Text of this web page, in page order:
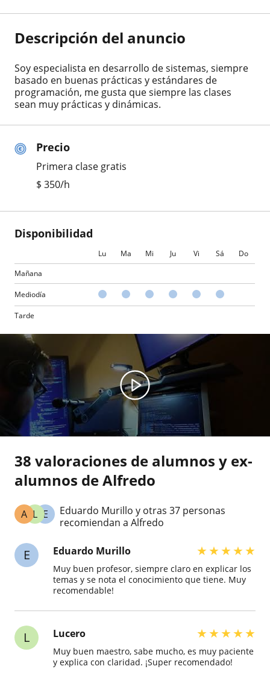
Precio
Primera clase gratis
$ 350/h
Disponibilidad
Lu Ma Mi Ju Vi Sá
Do
Mañana
Mediodía
Tarde
Descripción del anuncio
Soy especialista en desarrollo de sistemas, siempre
basado en buenas prácticas y estándares de
programación, me gusta que siempre las clases
sean muy prácticas y dinámicas.
38 valoraciones de alumnos y ex-
alumnos de Alfredo
E
L
A
Eduardo Murillo y otras 37 personas
recomiendan a Alfredo
E Eduardo Murillo ★★★★★
Muy buen profesor, siempre claro en explicar los
temas y se nota el conocimiento que tiene. Muy
recomendable!
L Lucero ★★★★★
Muy buen maestro, sabe mucho, es muy paciente
y explica con claridad. ¡Super recomendado!